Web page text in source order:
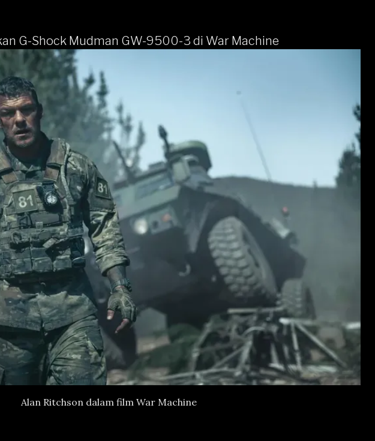
G-Shock Mudman GW-9500-3 di War Machine
Alan Ritchson dalam film War Machine